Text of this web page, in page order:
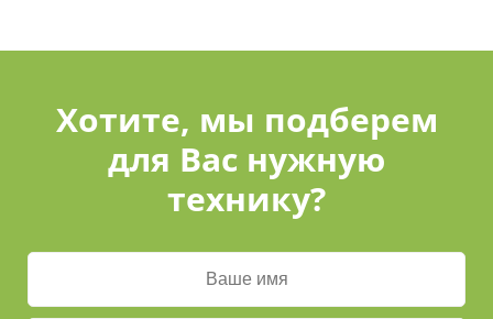
Хотите, мы подберем
для Вас нужную
технику?